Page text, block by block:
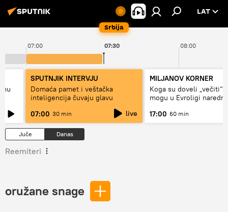
Srbija
LAT
07:00 08:00
07:30
SPUTNJIK INTERVJU
Domaća pamet i veštačka
inteligencija čuvaju glavu
07:00 30 min live
MILJANOV KORNER
Koga su doveli „večiti“
mogu u Evroligi
17:00 60 min
Juče Danas
Reemiteri
oružane snage